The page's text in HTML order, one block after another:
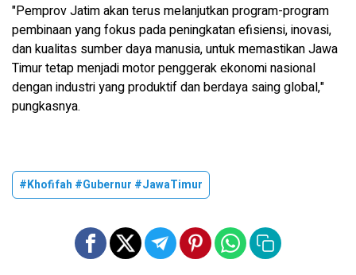
"Pemprov Jatim akan terus melanjutkan program-program
pembinaan yang fokus pada peningkatan efisiensi, inovasi,
dan kualitas sumber daya manusia, untuk memastikan Jawa
Timur tetap menjadi motor penggerak ekonomi nasional
dengan industri yang produktif dan berdaya saing global,"
pungkasnya.
#Khofifah #Gubernur #JawaTimur